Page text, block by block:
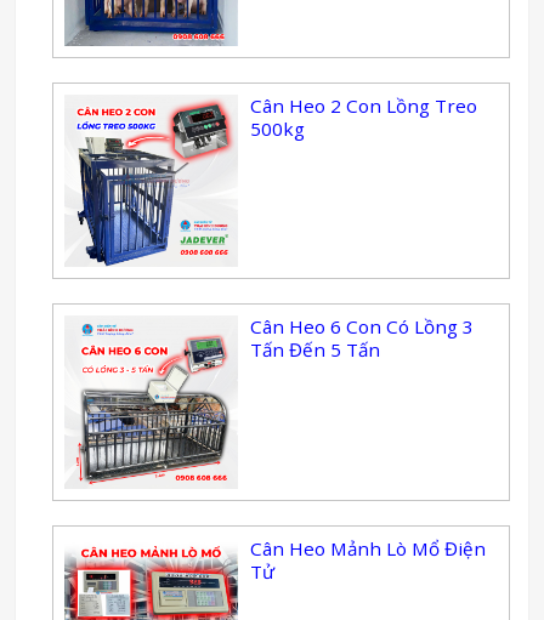
Cân Heo 2 Con Lồng Treo
500kg
Cân Heo 6 Con Có Lồng 3
Tấn Đến 5 Tấn
Cân Heo Mảnh Lò Mổ Điện
Tử